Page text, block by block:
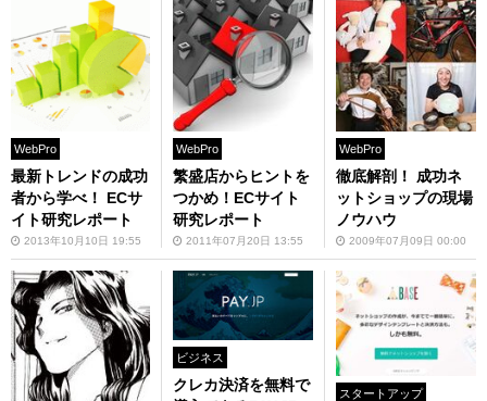
WebPro
最新トレンドの成功
者から学べ！ ECサ
イト研究レポート
2013年10月10日 19:55
WebPro
繁盛店からヒントを
つかめ！ECサイト
研究レポート
2011年07月20日 13:55
WebPro
徹底解剖！ 成功ネ
ットショップの現場
ノウハウ
2009年07月09日 00:00
ビジネス
クレカ決済を無料で
スタートアップ